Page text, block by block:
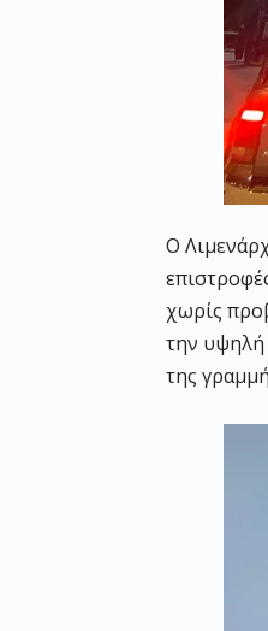
Ο
χωρίς
την υψηλή
της